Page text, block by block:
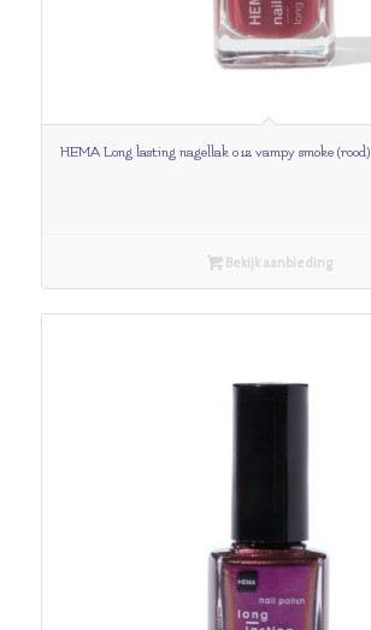
HEMA Long lasting nagellak 012 vampy smoke (rood)
Bekijk aanbieding